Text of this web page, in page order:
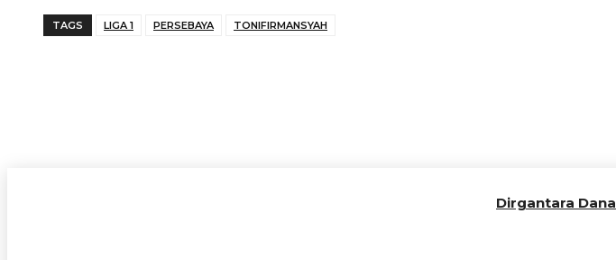
TAGS LIGA 1 PERSEBAYA TONIFIRMANSYAH
Dirgantara Dana